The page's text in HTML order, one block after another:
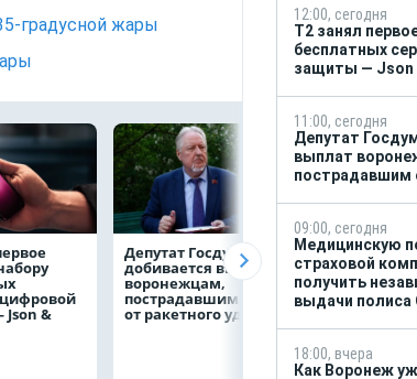
градусной жары
&
Депутат Госдумы
добивается выплат
воронежцам,
пострадавшим
от ракетного удара
помощь
и
страховой
можно
независимо
от региона
полиса ОМС
12:00, сегодня
Т2 занял
бесплатных
защиты — Json
11:00, сегодня
Депутат
выплат
пострадавшим
09:00, сегодня
Медицинскую
страховой
получить
выдачи
18:00, вчера
Как Воронеж